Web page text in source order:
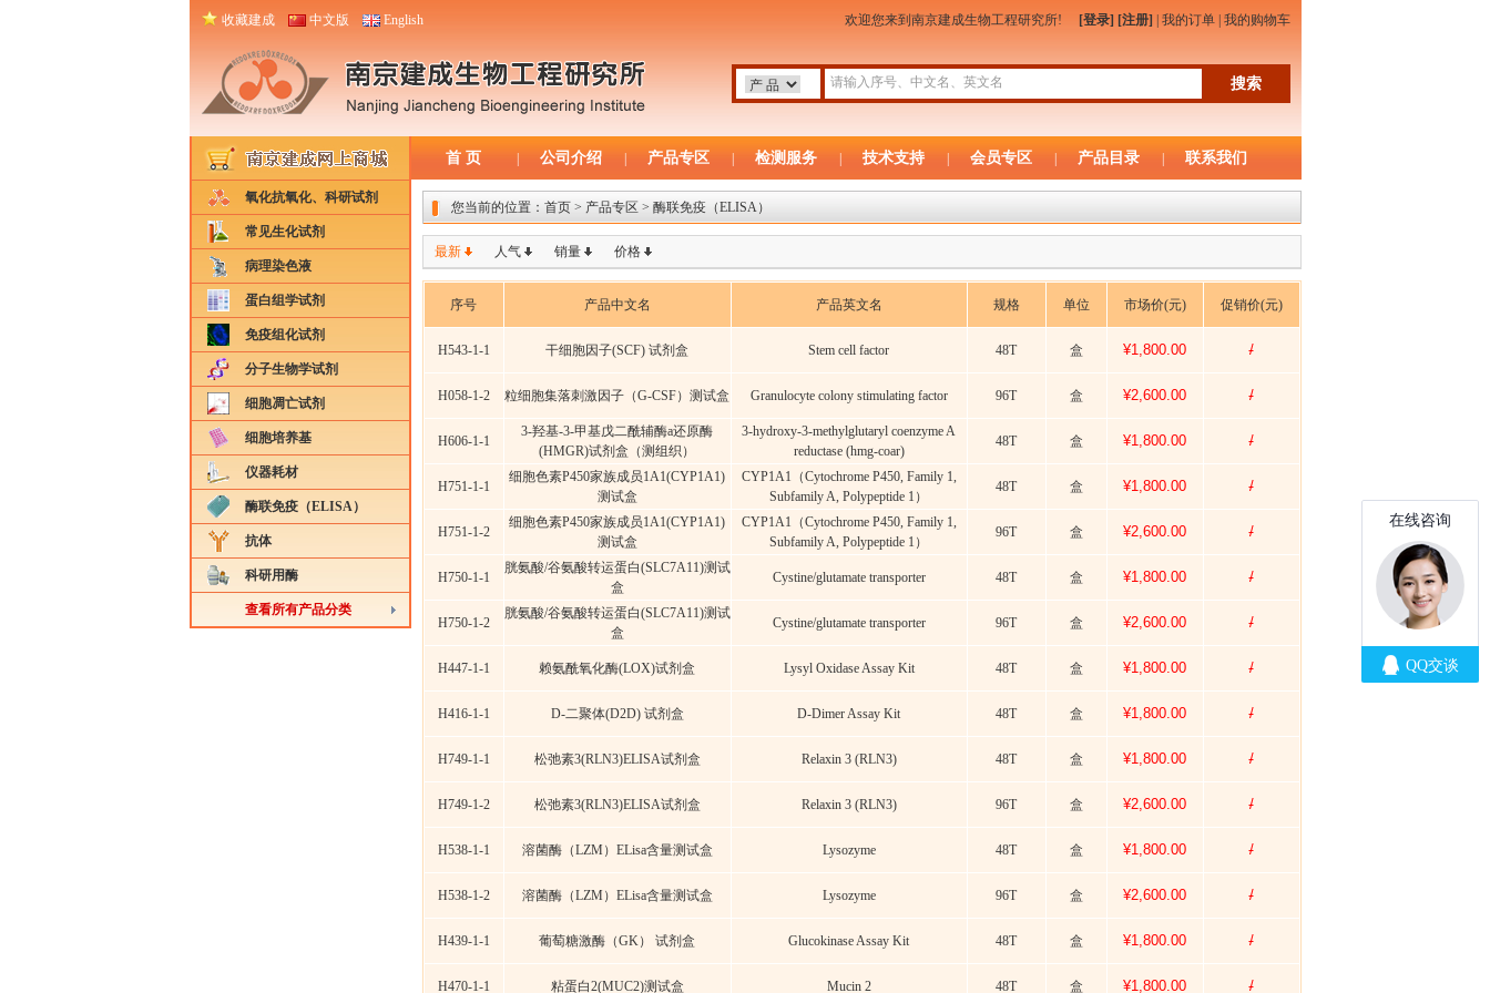
欢迎您来到南京建成生物工程研究所! [登录] [注册] 我的订单| 我的购物车
收藏建成 中文版 English
首 页 公司介绍 产品专区 检测服务 技术支持 会员专区 产品目录 联系我们
氧化抗氧化、科研试剂
常见生化试剂
病理染色液
蛋白组学试剂
免疫组化试剂
分子生物学试剂
细胞凋亡试剂
细胞培养基
仪器耗材
酶联免疫（ELISA）
抗体
科研用酶
查看所有产品分类
您当前的位置： 首页> 产品专区 > 酶联免疫（ELISA）
最新 人气 销量 价格
序号 产品中文名 产品英文名 规格 单位 市场价(元) 促销价(元)
H543-1-1 干细胞因子(SCF) 试剂盒 Stem cell factor 48T 盒 ¥1,800.00 /
H058-1-2 粒细胞集落刺激因子（G-CSF）测试盒 Granulocyte colony stimulating factor 96T 盒 ¥2,600.00 /
H606-1-1
3-羟基-3-甲基戊二酰辅酶a还原酶
(HMGR)试剂盒（测组织）
3-hydroxy-3-methylglutaryl coenzyme A
reductase (hmg-coar)
48T 盒 ¥1,800.00 /
H751-1-1
细胞色素P450家族成员1A1(CYP1A1)
测试盒
CYP1A1（Cytochrome P450, Family 1,
Subfamily A, Polypeptide 1）
48T 盒 ¥1,800.00 /
H751-1-2
细胞色素P450家族成员1A1(CYP1A1)
测试盒
CYP1A1（Cytochrome P450, Family 1,
Subfamily A, Polypeptide 1）
96T 盒 ¥2,600.00 /
H750-1-1
胱氨酸/谷氨酸转运蛋白(SLC7A11)测试
盒
Cystine/glutamate transporter 48T 盒 ¥1,800.00 /
H750-1-2
胱氨酸/谷氨酸转运蛋白(SLC7A11)测试
盒
Cystine/glutamate transporter 96T 盒 ¥2,600.00 /
H447-1-1 赖氨酰氧化酶(LOX)试剂盒 Lysyl Oxidase Assay Kit 48T 盒 ¥1,800.00 /
H416-1-1 D-二聚体(D2D) 试剂盒 D-Dimer Assay Kit 48T 盒 ¥1,800.00 /
H749-1-1 松弛素3(RLN3)ELISA试剂盒 Relaxin 3 (RLN3) 48T 盒 ¥1,800.00 /
H749-1-2 松弛素3(RLN3)ELISA试剂盒 Relaxin 3 (RLN3) 96T 盒 ¥2,600.00 /
H538-1-1 溶菌酶（LZM）ELisa含量测试盒 Lysozyme 48T 盒 ¥1,800.00 /
H538-1-2 溶菌酶（LZM）ELisa含量测试盒 Lysozyme 96T 盒 ¥2,600.00 /
H439-1-1 葡萄糖激酶（GK） 试剂盒 Glucokinase Assay Kit 48T 盒 ¥1,800.00 /
H470-1-1 粘蛋白2(MUC2)测试盒 Mucin 2 48T 盒 ¥1,800.00 /